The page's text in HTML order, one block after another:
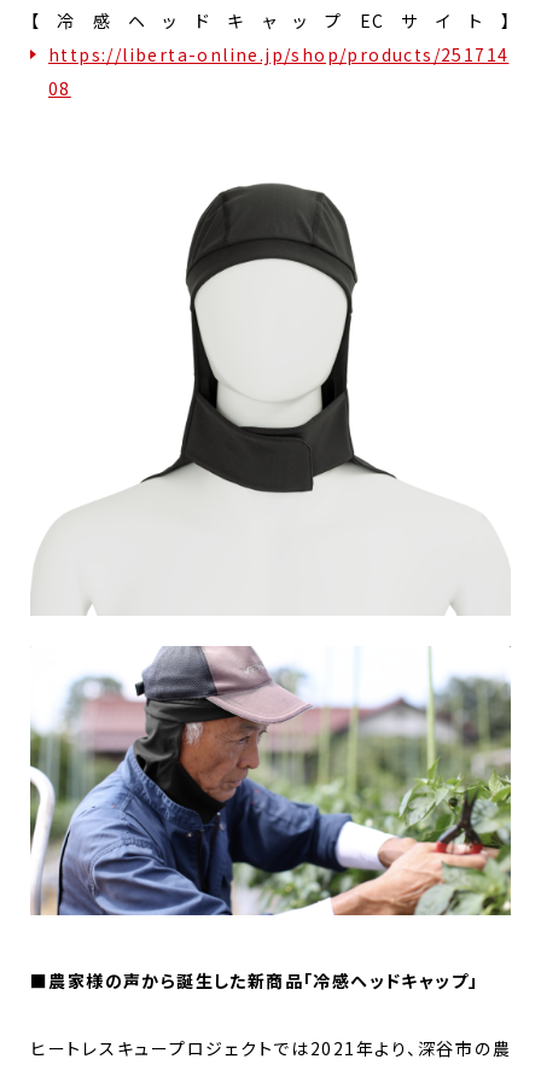
【冷感ヘッドキャップECサイト】
https://liberta-online.jp/shop/products/251714
08
■農家様の声から誕生した新商品「冷感ヘッドキャップ」
ヒートレスキュープロジェクトでは2021年より、深谷市の農